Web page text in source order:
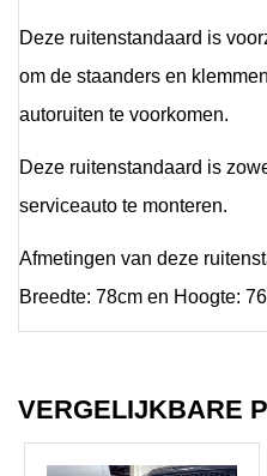
Deze ruitenstandaard is
om de staanders en
autoruiten te voorkomen.
Deze ruitenstandaard is
serviceauto te monteren.
Afmetingen van deze
Breedte: 78cm en Hoogte:
VERGELIJKBARE